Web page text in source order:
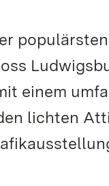
einem
lichten